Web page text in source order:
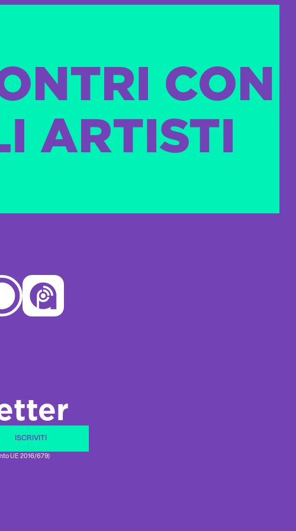
CON
ARTISTI
ISCRIVITI
UE 2016/679)